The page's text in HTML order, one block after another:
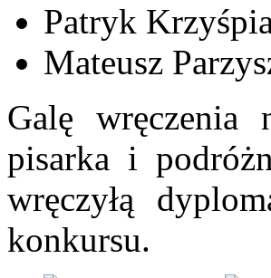
Patryk
Mateusz
Galę wręczenia
pisarka i
wręczyłą
konkursu.